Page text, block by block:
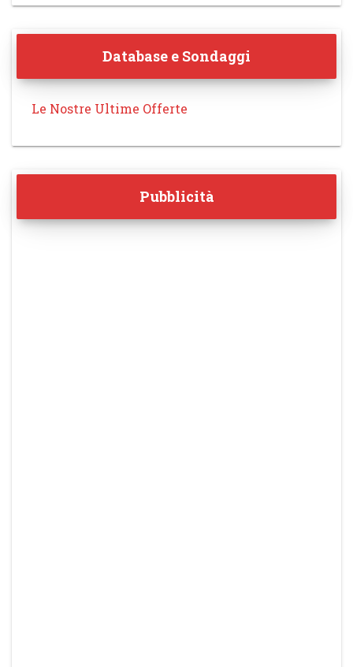
Database e Sondaggi
Le Nostre Ultime Offerte
Pubblicità